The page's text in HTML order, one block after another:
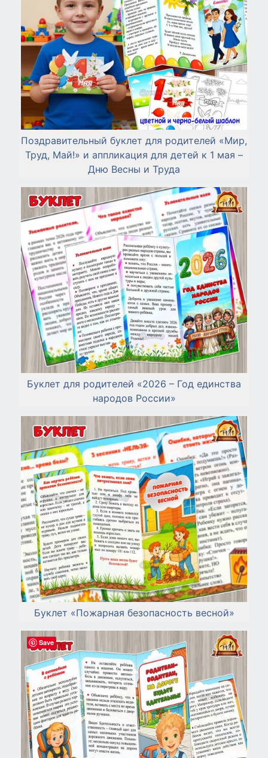
Поздравительный буклет для родителей «Мир,
Труд, Май!» и аппликация для детей к 1 мая –
Дню Весны и Труда
Буклет для родителей «2026 – Год единства
народов России»
Буклет «Пожарная безопасность весной»
Save